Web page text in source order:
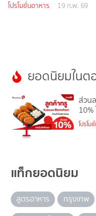
โปรโมชั่นอาหาร 19 ก.พ. 69
ยอดนิยมในต
1
ส่วน
โปรโม
แท็กยอดนิยม
สูตรอาหาร กรุงเทพ